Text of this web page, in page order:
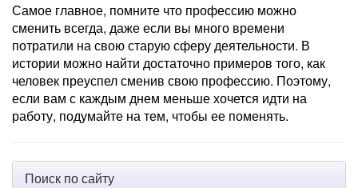
Самое главное, помните что профессию можно
сменить всегда, даже если вы много времени
потратили на свою старую сферу деятельности. В
истории можно найти достаточно примеров того, как
человек преуспел сменив свою профессию. Поэтому,
если вам с каждым днем меньше хочется идти на
работу, подумайте на тем, чтобы ее поменять.
Поиск по сайту